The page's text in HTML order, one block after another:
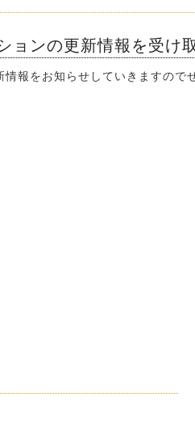
ョンの更新情報を受け
報をお知らせしていきますので